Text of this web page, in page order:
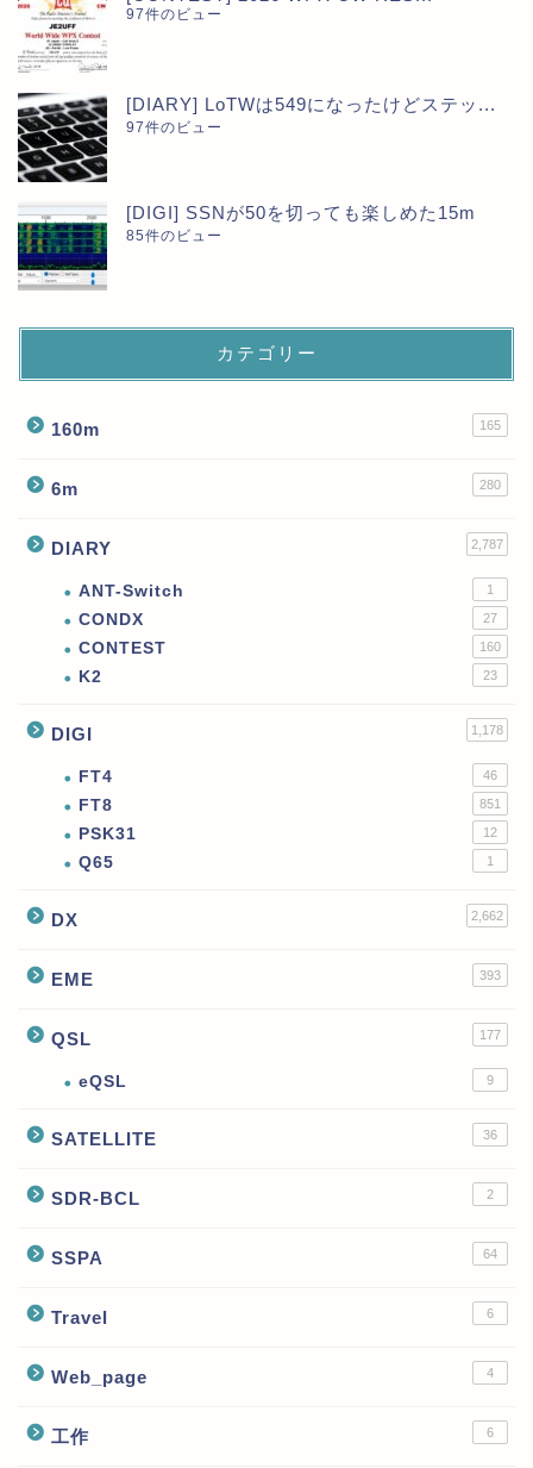
97件のビュー
[DIARY] LoTWは549になったけどステッ...
97件のビュー
[DIGI] SSNが50を切っても楽しめた15m
85件のビュー
カテゴリー
160m 165
6m 280
DIARY 2,787
ANT-Switch 1
CONDX 27
CONTEST 160
K2 23
DIGI 1,178
FT4 46
FT8 851
PSK31 12
Q65 1
DX 2,662
EME 393
QSL 177
eQSL 9
SATELLITE 36
SDR-BCL 2
SSPA 64
Travel 6
Web_page 4
工作 6